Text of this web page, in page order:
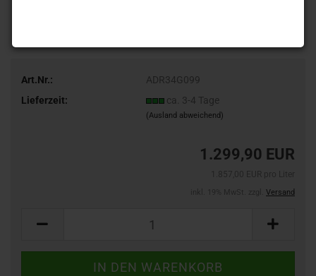
Art.Nr.:
ADR34G099
Lieferzeit:
ca. 3-4 Tage
(Ausland abweichend)
1.299,90 EUR
Versand